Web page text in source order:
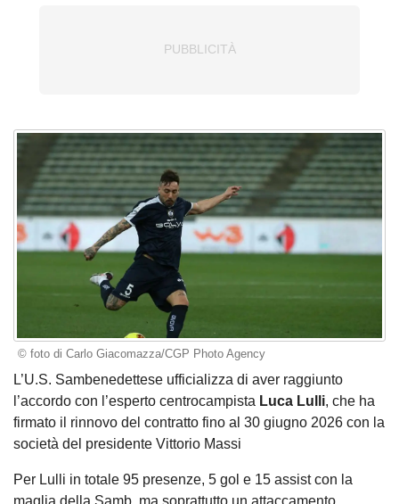
© foto di Carlo Giacomazza/CGP Photo Agency
L’U.S. Sambenedettese ufficializza di aver raggiunto
l’accordo con l’esperto centrocampista Luca Lulli, che ha
firmato il rinnovo del contratto fino al 30 giugno 2026 con la
società del presidente Vittorio Massi
Per Lulli in totale 95 presenze, 5 gol e 15 assist con la
maglia della Samb, ma soprattutto un attaccamento